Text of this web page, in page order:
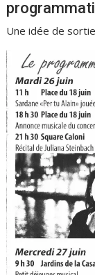
Une idée de